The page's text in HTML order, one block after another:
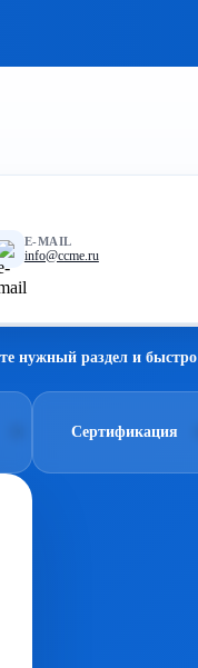
E-MAIL
info@ccme.ru
нужный раздел и
Сертификация